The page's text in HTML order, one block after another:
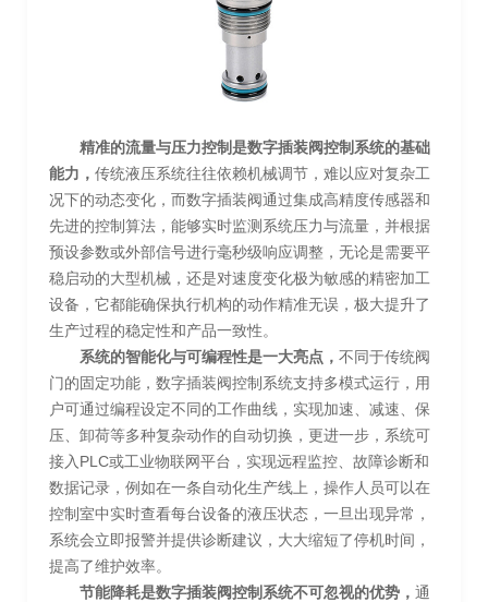
精准的流量与压力控制是数字插装阀控制系统的基础
能力， 传统液压系统往往依赖机械调节，难以应对复杂工
况下的动态变化，而数字插装阀通过集成高精度传感器和
先进的控制算法，能够实时监测系统压力与流量，并根据
预设参数或外部信号进行毫秒级响应调整，无论是需要平
稳启动的大型机械，还是对速度变化极为敏感的精密加工
设备，它都能确保执行机构的动作精准无误，极大提升了
生产过程的稳定性和产品一致性。
系统的智能化与可编程性是一大亮点， 不同于传统阀
门的固定功能，数字插装阀控制系统支持多模式运行，用
户可通过编程设定不同的工作曲线，实现加速、减速、保
压、卸荷等多种复杂动作的自动切换，更进一步，系统可
接入PLC或工业物联网平台，实现远程监控、故障诊断和
数据记录，例如在一条自动化生产线上，操作人员可以在
控制室中实时查看每台设备的液压状态，一旦出现异常，
系统会立即报警并提供诊断建议，大大缩短了停机时间，
提高了维护效率。
节能降耗是数字插装阀控制系统不可忽视的优势， 通